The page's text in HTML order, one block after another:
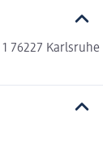
76227 Karlsruhe